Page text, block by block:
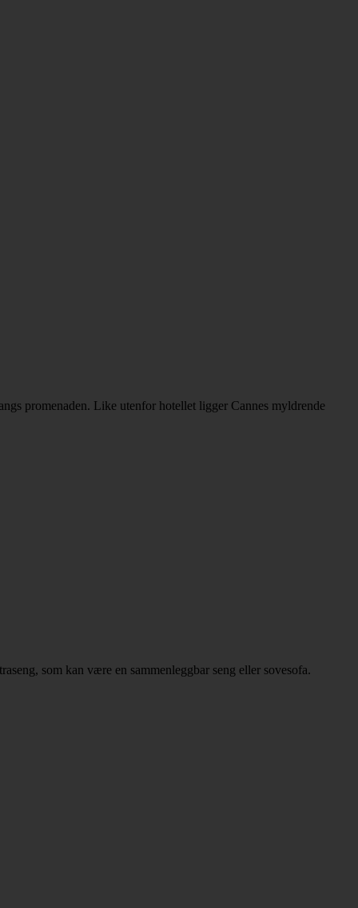
promenaden. Like utenfor hotellet ligger Cannes myldrende
som kan være en sammenleggbar seng eller sovesofa.